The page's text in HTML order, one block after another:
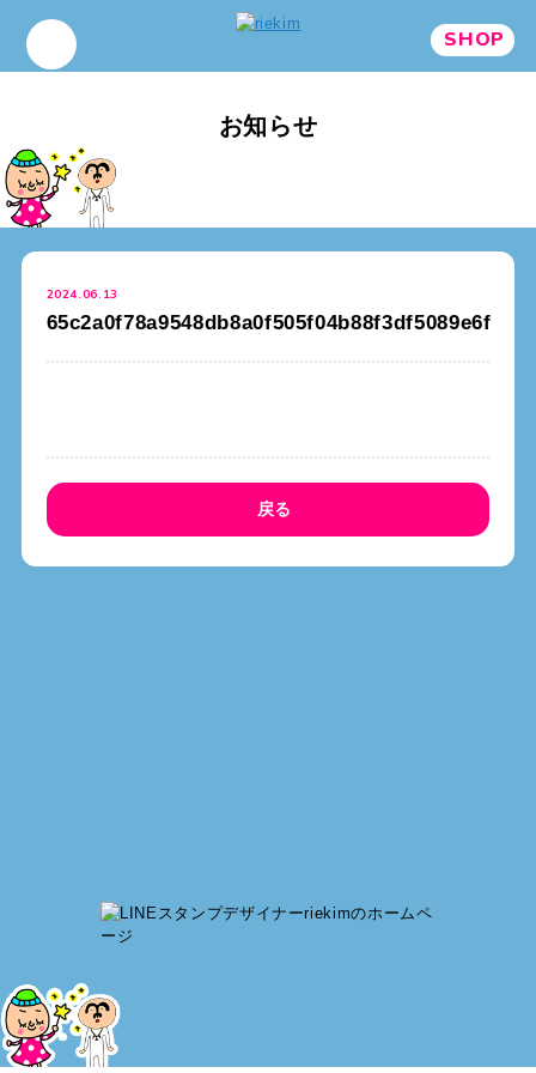
SHOP
お知らせ
2024.06.13
65c2a0f78a9548db8a0f505f04b88f3df5089e6f
戻る